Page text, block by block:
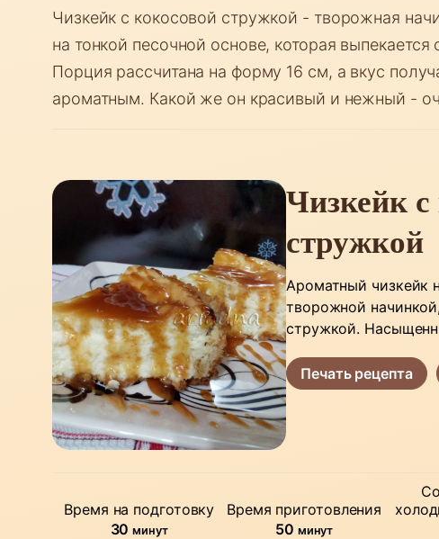
Чизкейк с кокосовой стружкой - творожная
на тонкой песочной основе, которая
Порция рассчитана на форму 16 см, а вкус
ароматным. Какой же он красивый и нежный -
Чизкейк
стружкой
Ароматный чизкейк
творожной
стружкой.
Печать рецепта
Время на подготовку
30 минуты
минут
Время приготовления
50минуты
минут